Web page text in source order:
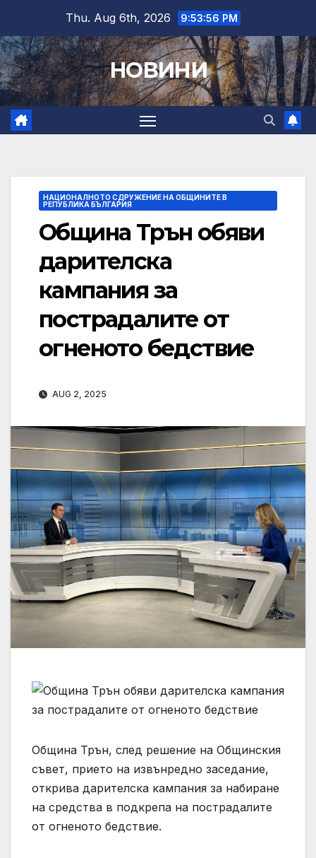
content
Thu. Aug 6th, 2026 9:53:57 PM
НОВИНИ
НАЦИОНАЛНОТО СДРУЖЕНИЕ НА ОБЩИНИТЕ В
РЕПУБЛИКА БЪЛГАРИЯ
Община Трън обяви
дарителска
кампания за
пострадалите от
огненото бедствие
AUG 2, 2025
Община Трън, след решение на Общинския
съвет, прието на извънредно заседание,
открива дарителска кампания за набиране
на средства в подкрепа на пострадалите
от огненото бедствие.